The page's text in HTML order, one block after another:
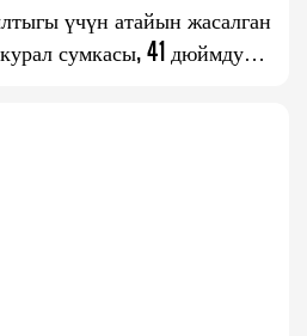
үчүн атайын жасалган
сумкасы, 41 дюймдук